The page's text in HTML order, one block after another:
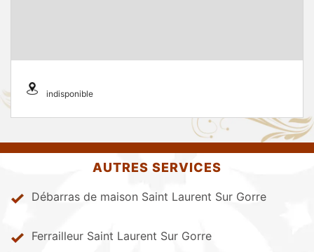
indisponible
AUTRES SERVICES
Débarras de maison Saint Laurent Sur Gorre
Ferrailleur Saint Laurent Sur Gorre